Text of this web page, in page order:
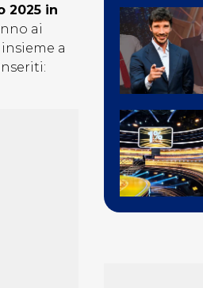
2025 in
ai
a